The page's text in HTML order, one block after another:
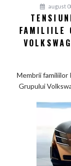
august
FAMILIILE
Membrii familiilor
Grupului